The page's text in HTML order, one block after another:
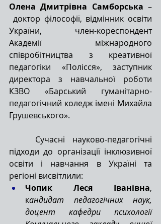
Олена Дмитрівна Самборська –
доктор філософії, відмінник освіти
України, член-кореспондент
Академії міжнародного
співробітництва з креативної
педагогіки «Полісся», заступник
директора з навчальної роботи
КЗВО «Барський гуманітарно-
педагогічний коледж імені Михайла
Грушевського».
Сучасні науково-педагогічні
підходи до організації інклюзивної
освіти і навчання в Україні та
регіоні висвітлили:
Чопик Леся Іванівна,
кандидат педагогічних наук,
доцент кафедри психології